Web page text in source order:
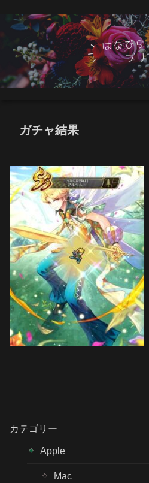
ガチャ結果
カテゴリー
Apple
Mac